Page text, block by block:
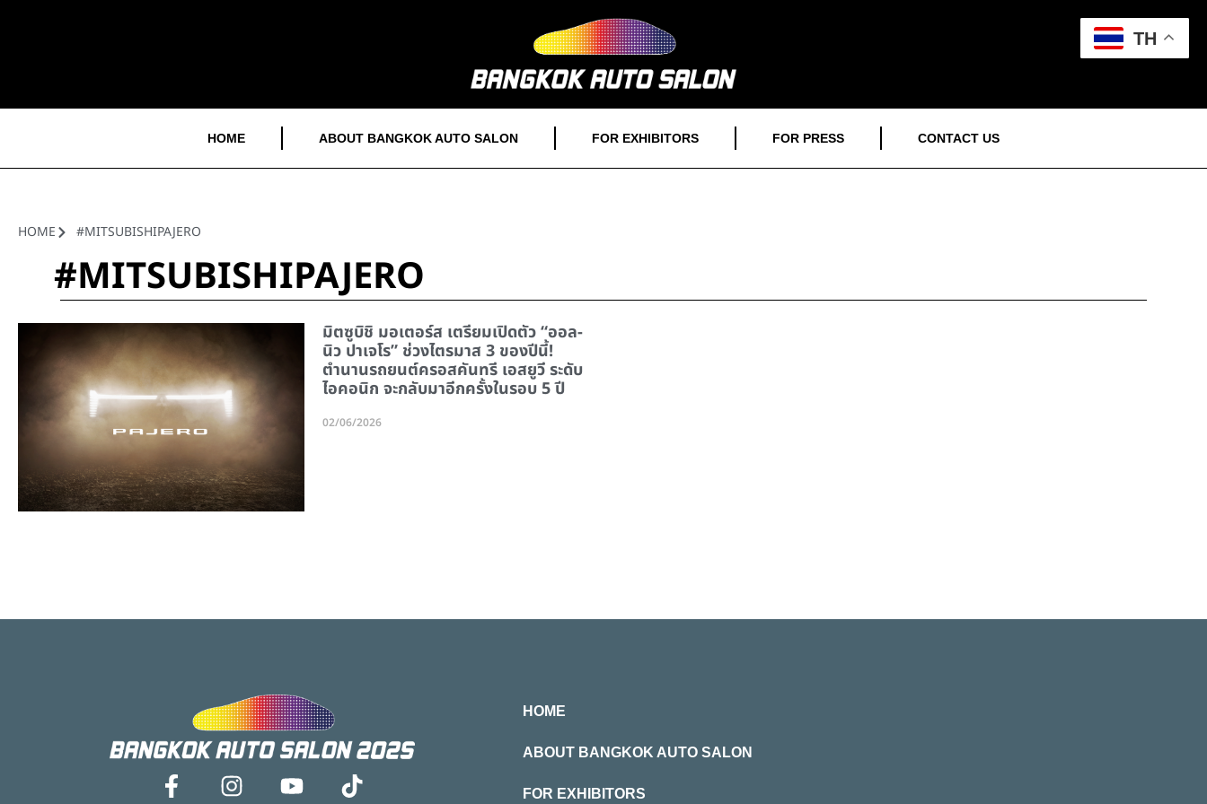
HOME ABOUT BANGKOK AUTO SALON FOR EXHIBITORS FOR PRESS CONTACT US
HOME #MITSUBISHIPAJERO
#MITSUBISHIPAJERO
มิตซูบิชิ มอเตอร์ส เตรียมเปิดตัว “ออล-
นิว ปาเจโร” ช่วงไตรมาส 3 ของปีนี้!
ตำนานรถยนต์ครอสคันทรี เอสยูวี ระดับ
ไอคอนิก จะกลับมาอีกครั้งในรอบ 5 ปี
02/06/2026
HOME
ABOUT BANGKOK AUTO SALON
FOR EXHIBITORS
TH